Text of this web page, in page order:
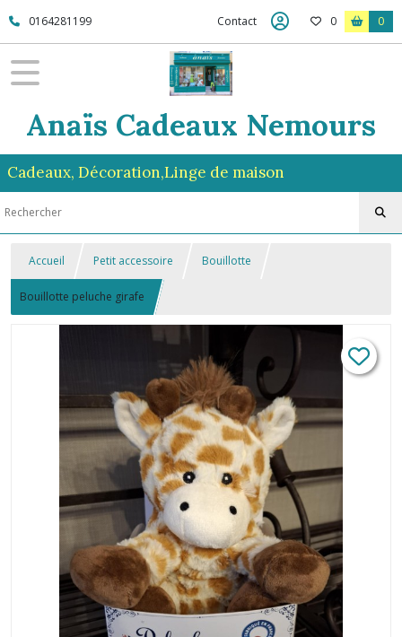
0164281199 Contact 0 0
Anaïs Cadeaux Nemours
Cadeaux, Décoration,Linge de maison
Accueil Petit accessoire Bouillotte
Bouillotte peluche girafe